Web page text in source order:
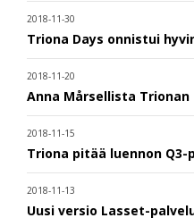
2018-11-30
Triona Days onnistui
2018-11-20
Anna Mårsellista Trionan
2018-11-15
Triona pitää luennon Q3-
2018-11-13
Uusi versio Lasset-